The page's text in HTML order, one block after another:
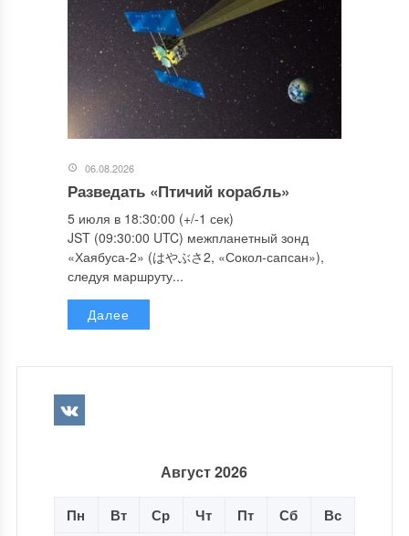
06.08.2026
Разведать «Птичий корабль»
5 июля в 18:30:00 (+/-1 сек)
JST (09:30:00 UTC) межпланетный зонд
«Хаябуса-2» (はやぶさ2, «Сокол-сапсан»),
следуя маршруту...
Далее
Август 2026
Пн Вт Ср Чт Пт Сб Вс